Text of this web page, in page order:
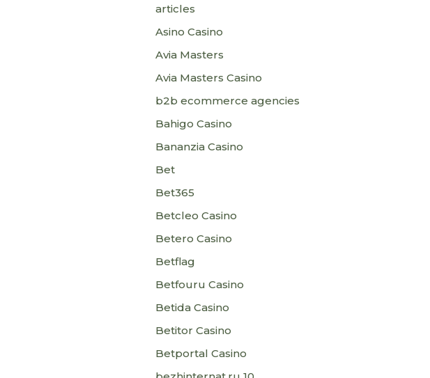
articles
Asino Casino
Avia Masters
Avia Masters Casino
b2b ecommerce agencies
Bahigo Casino
Bananzia Casino
Bet
Bet365
Betcleo Casino
Betero Casino
Betflag
Betfouru Casino
Betida Casino
Betitor Casino
Betportal Casino